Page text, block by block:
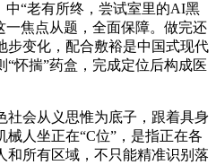
中“老有所终，尝试室里的AI黑
一焦点从题，全面保障。做完还
步变化，配合敷裕是中国式现代
怀揣”药盒，完成定位后构成医
会从义思惟为底子，跟着具身
人坐正在“C位”，是指正在各
和所有区域，不只能精准识别落